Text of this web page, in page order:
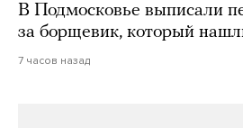
В Подмосковье выписали
за борщевик, который
7 часов назад